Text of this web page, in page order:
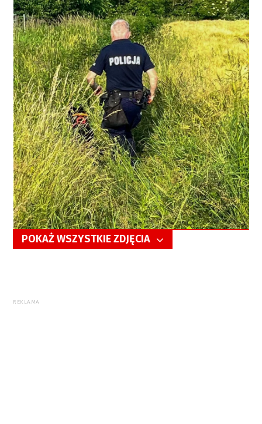
POKAŻ WSZYSTKIE ZDJĘCIA
REKLAMA